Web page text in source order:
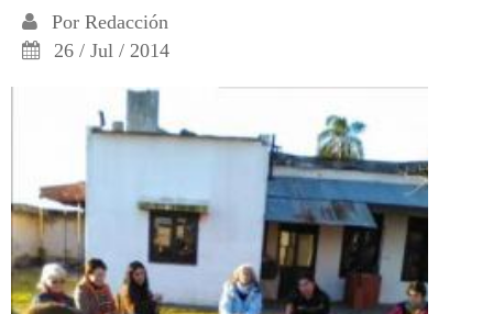
Por Redacción
26 / Jul / 2014